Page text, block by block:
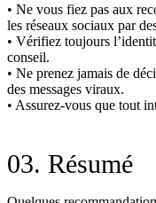
• Ne vous fiez pas aux
les réseaux sociaux par
• Vérifiez toujours
conseil.
• Ne prenez jamais de
des messages viraux.
• Assurez‑vous que tout
03. Résumé